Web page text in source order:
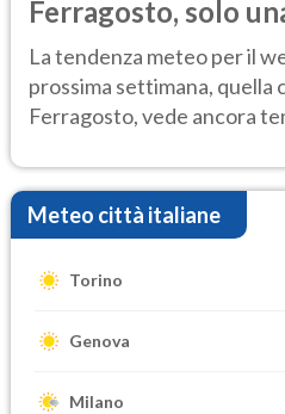
Ferragosto, solo
Ecco dove
La tendenza meteo per il
prossima settimana, quella
Ferragosto, vede ancora
Meteo città italiane
Torino
Genova
Milano